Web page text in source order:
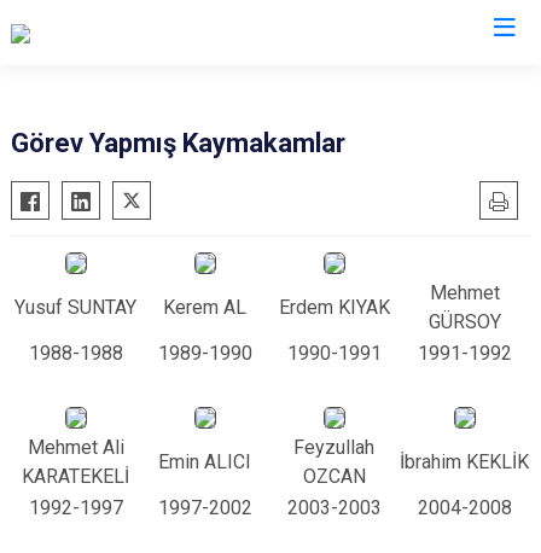
Ahmetli
Akhisar
Alaşehir
Demirci
Gölmarmara
Kırkağaç
Köprübaşı
Kula
Saruhanlı
Selendi
Soma
Şehzadeler
Yunusemre
Görev Yapmış Kaymakamlar
Yusuf SUNTAY Kerem AL Erdem KIYAK
Mehmet
GÜRSOY
1988-1988
1989-1990 1990-1991 1991-1992
Mehmet Ali
KARATEKELİ
Emin ALICI
Feyzullah
OZCAN
İbrahim KEKLİK
1992-1997
1997-2002 2003-2003 2004-2008